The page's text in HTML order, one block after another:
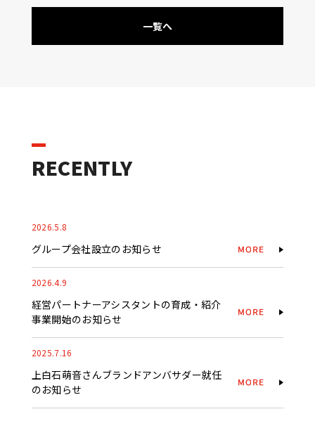
一覧へ
RECENTLY
2026.5.8
グループ会社設立のお知らせ
2026.4.9
経営パートナーアシスタントの育成・紹介
事業開始のお知らせ
2025.7.16
上白石萌音さんブランドアンバサダー就任
のお知らせ